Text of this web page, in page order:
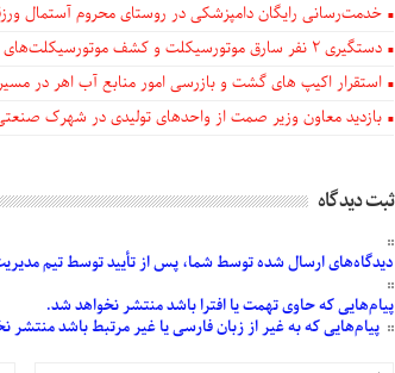
خدمت‌رسانی رایگان دامپزشکی در روستای محروم آستمال
دستگيری ۲ نفر سارق موتورسیکلت و کشف موتورسیکلت‌های سرقتی در اهر
استقرار اکیپ های گشت و بازرسی امور منابع آب اهر در
بازدید معاون وزیر صمت از واحدهای تولیدی در شهرک
ثبت دیدگاه
دیدگاه‌هایارسالشدهتوسط شما، پس از تأییدتوسط تیم
پیام‌هاییکه حاوی تهمت یا افترا باشد منتشر نخواهد شد.
پیام‌هاییکه به غیر از زبان فارسی یا غیر مرتبط باشد منتشر